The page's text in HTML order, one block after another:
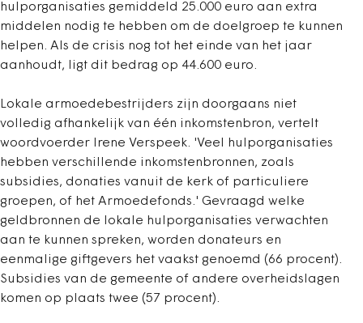
hulporganisaties gemiddeld 25.000 euro aan extra
middelen nodig te hebben om de doelgroep te kunnen
helpen. Als de crisis nog tot het einde van het jaar
aanhoudt, ligt dit bedrag op 44.600 euro.
Lokale armoedebestrijders zijn doorgaans niet
volledig afhankelijk van één inkomstenbron, vertelt
woordvoerder Irene Verspeek. 'Veel hulporganisaties
hebben verschillende inkomstenbronnen, zoals
subsidies, donaties vanuit de kerk of particuliere
groepen, of het Armoedefonds.' Gevraagd welke
geldbronnen de lokale hulporganisaties verwachten
aan te kunnen spreken, worden donateurs en
eenmalige giftgevers het vaakst genoemd (66 procent).
Subsidies van de gemeente of andere overheidslagen
komen op plaats twee (57 procent).